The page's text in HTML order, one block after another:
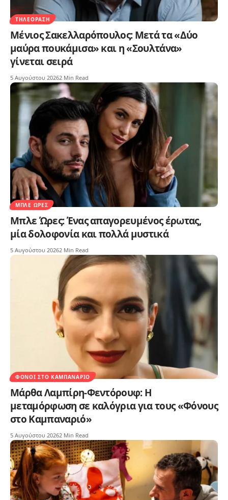
ΤΗΛΕΌΡΑΣΗ
Μένιος Σακελλαρόπουλος: Μετά τα «Δύο
μαύρα πουκάμισα» και η «Σουλτάνα»
γίνεται σειρά
5 Αυγούστου 20262 Min Read
ΜΠΛΕ ΏΡΕΣ
Μπλε Ώρες: Ένας απαγορευμένος έρωτας,
μία δολοφονία και πολλά μυστικά
5 Αυγούστου 20262 Min Read
ΦΌΝΟΙ ΣΤΟ ΚΑΜΠΑΝΑΡΙΌ
Μάρθα Λαμπίρη-Φεντόρουφ: Η
μεταμόρφωση σε καλόγρια για τους «Φόνους
στο Καμπαναριό»
5 Αυγούστου 20262 Min Read